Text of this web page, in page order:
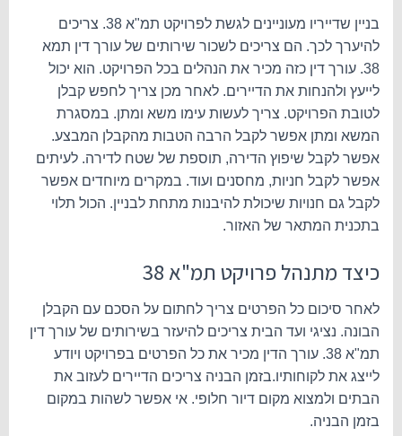
בניין שדייריו מעוניינים לגשת לפרויקט תמ"א 38. צריכים
להיערך לכך. הם צריכים לשכור שירותים של עורך דין תמא
38. עורך דין כזה מכיר את הנהלים בכל הפרויקט. הוא יכול
לייעץ ולהנחות את הדיירים. לאחר מכן צריך לחפש קבלן
לטובת הפרויקט. צריך לעשות עימו משא ומתן. במסגרת
המשא ומתן אפשר לקבל הרבה הטבות מהקבלן המבצע.
אפשר לקבל שיפוץ הדירה, תוספת של שטח לדירה. לעיתים
אפשר לקבל חניות, מחסנים ועוד. במקרים מיוחדים אפשר
לקבל גם חנויות שיכולת להיבנות מתחת לבניין. הכול תלוי
בתכנית המתאר של האזור.
כיצד מתנהל פרויקט תמ"א 38
לאחר סיכום כל הפרטים צריך לחתום על הסכם עם הקבלן
הבונה. נציגי ועד הבית צריכים להיעזר בשירותים של עורך דין
תמ"א 38. עורך הדין מכיר את כל הפרטים בפרויקט ויודע
לייצג את לקוחותיו.בזמן הבניה צריכים הדיירים לעזוב את
הבתים ולמצוא מקום דיור חלופי. אי אפשר לשהות במקום
בזמן הבניה.